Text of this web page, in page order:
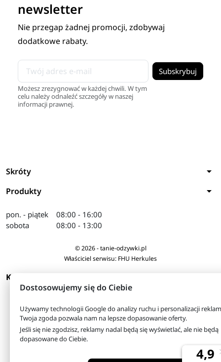
newsletter
Nie przegap żadnej promocji, zdobywaj
dodatkowe rabaty.
Możesz zrezygnować w każdej chwili. W tym
celu należy odnaleźć szczegóły w naszej
informacji prawnej.
Skróty arrow_drop_down
Produkty arrow_drop_down
pon. - piątek
sobota
08:00 - 16:00
08:00 - 13:00
© 2026 - tanie-odzywki.pl
Właściciel serwisu: FHU Herkules
KONTAKT
Dostosowujemy się do Ciebie
Używamy technologii Google do analizy ruchu i personalizacji
Twoja zgoda pozwala nam na lepsze dopasowanie oferty.
Jeśli się nie zgodzisz, reklamy nadal będą się wyświetlać, ale nie będą
dopasowane do Ciebie.